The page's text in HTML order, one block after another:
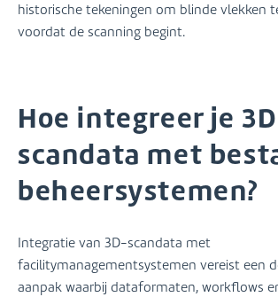
historische tekeningen om blinde vlekken
voordat de scanning begint.
Hoe integreer je
scandata met
beheersystemen?
Integratie van 3D-scandata met
facilitymanagementsystemen vereist een
aanpak waarbij dataformaten, workflows